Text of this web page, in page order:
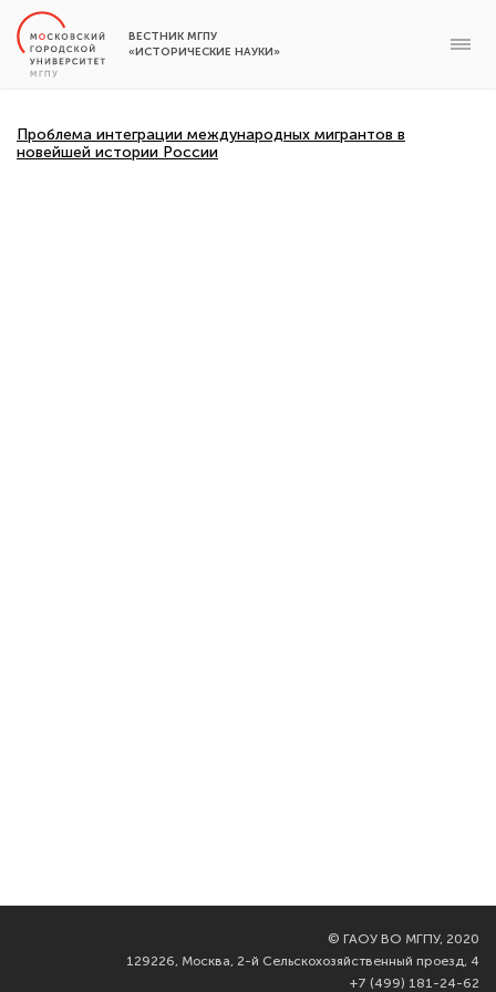
ВЕСТНИК МГПУ
«ИСТОРИЧЕСКИЕ НАУКИ»
Проблема интеграции международных мигрантов в
новейшей истории России
© ГАОУ ВО МГПУ, 2020
129226, Москва, 2-й Сельскохозяйственный проезд, 4
+7 (499) 181-24-62